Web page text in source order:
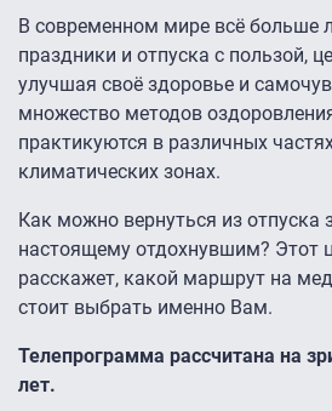
В современном мире всё больше
праздники и отпуска с пользой,
улучшая своё здоровье и
множество методов
практикуются в различных
климатических зонах.
Как можно вернуться из отпуска
настоящему отдохнувшим? Этот
расскажет, какой маршрут на
стоит выбрать именно Вам.
Телепрограмма рассчитана на
лет.